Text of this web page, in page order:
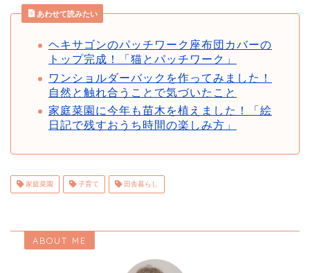
あわせて読みたい
ヘキサゴンのパッチワーク座布団カバーの
トップ完成！「猫とパッチワーク」
ワンショルダーバックを作ってみました！
自然と触れ合うことで気づいたこと
家庭菜園に今年も苗木を植えました！「絵
日記で残すおうち時間の楽しみ方」
家庭菜園 子育て 田舎暮らし
ABOUT ME